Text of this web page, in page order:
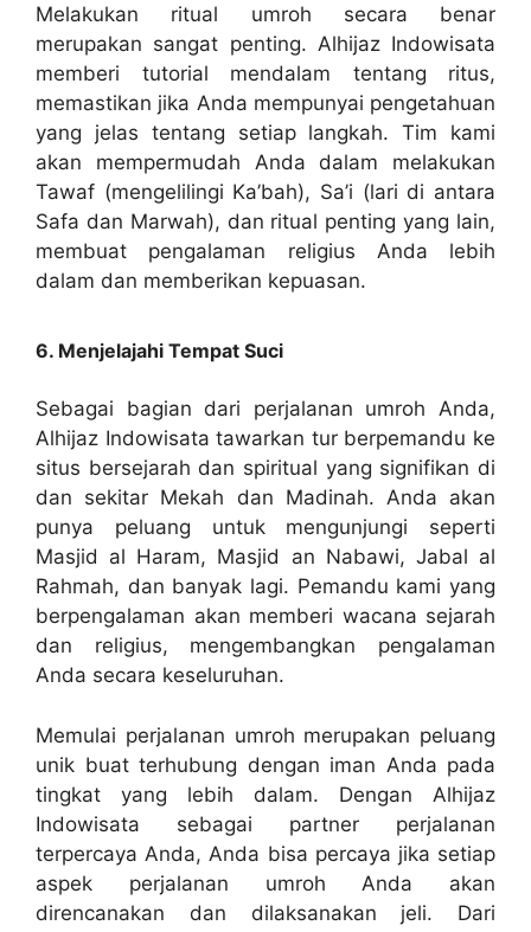
Melakukan ritual umroh secara benar
merupakan sangat penting. Alhijaz Indowisata
memberi tutorial mendalam tentang ritus,
memastikan jika Anda mempunyai pengetahuan
yang jelas tentang setiap langkah. Tim kami
akan mempermudah Anda dalam melakukan
Tawaf (mengelilingi Ka’bah), Sa’i (lari di antara
Safa dan Marwah), dan ritual penting yang lain,
membuat pengalaman religius Anda lebih
dalam dan memberikan kepuasan.
6. Menjelajahi Tempat Suci
Sebagai bagian dari perjalanan umroh Anda,
Alhijaz Indowisata tawarkan tur berpemandu ke
situs bersejarah dan spiritual yang signifikan di
dan sekitar Mekah dan Madinah. Anda akan
punya peluang untuk mengunjungi seperti
Masjid al Haram, Masjid an Nabawi, Jabal al
Rahmah, dan banyak lagi. Pemandu kami yang
berpengalaman akan memberi wacana sejarah
dan religius, mengembangkan pengalaman
Anda secara keseluruhan.
Memulai perjalanan umroh merupakan peluang
unik buat terhubung dengan iman Anda pada
tingkat yang lebih dalam. Dengan Alhijaz
Indowisata sebagai partner perjalanan
terpercaya Anda, Anda bisa percaya jika setiap
aspek perjalanan umroh Anda akan
direncanakan dan dilaksanakan jeli. Dari